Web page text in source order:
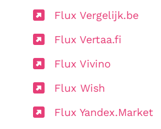
Flux Vergelijk.be
Flux Vertaa.fi
Flux Vivino
Flux Wish
Flux Yandex.Market